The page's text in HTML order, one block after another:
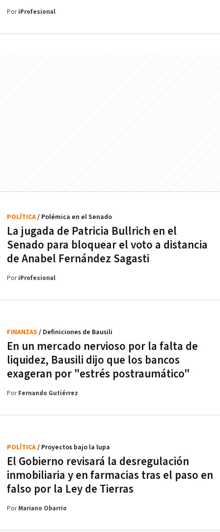
PoriProfesional
La jugada de Patricia Bullrich en el
Senado para bloquear el voto a distancia
de Anabel Fernández Sagasti
POLÍTICA/ Polémica en el Senado
PoriProfesional
En un mercado nervioso por la falta de
liquidez, Bausili dijo que los bancos
exageran por "estrés postraumático"
FINANZAS / Definiciones de Bausili
PorFernando Gutiérrez
El Gobierno revisará la desregulación
inmobiliaria y en farmacias tras el paso en
falso por la Ley de Tierras
POLÍTICA/ Proyectos bajo la lupa
PorMariano Obarrio